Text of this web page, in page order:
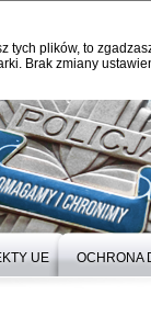
tych plików, to
Brak zmiany
UE OCHRONA